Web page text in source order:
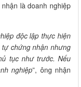
là doanh nghiệp
độc lập thực hiện
chứng nhận nhưng
tục như trước. Nếu
nghiệp”, ông nhận